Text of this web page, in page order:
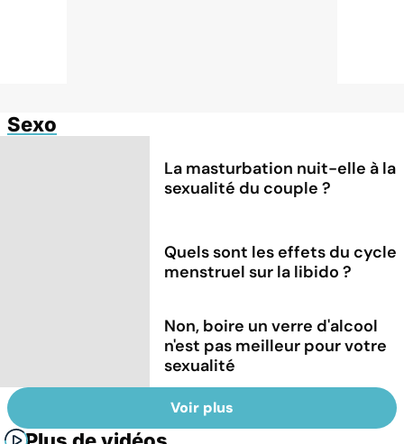
Sexo
La masturbation nuit-elle à la
sexualité du couple ?
Quels sont les effets du cycle
menstruel sur la libido ?
Non, boire un verre d'alcool
n'est pas meilleur pour votre
sexualité
Voir plus